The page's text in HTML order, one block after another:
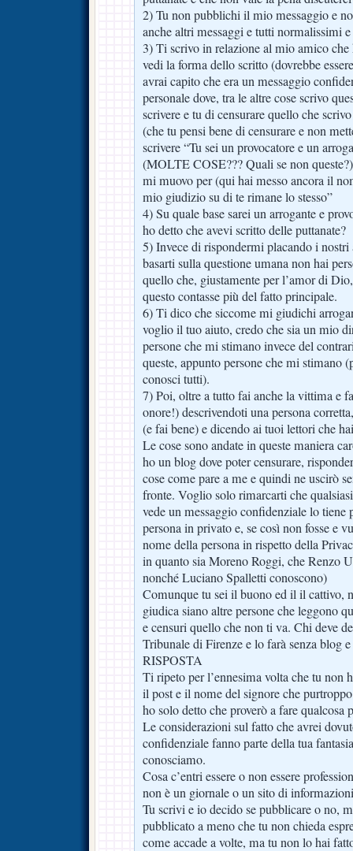
2) Tu non pubblichi il mio messaggio e
anche altri messaggi e tutti normalissimi
3) Ti scrivo in relazione al mio amico che
vedi la forma dello scritto (dovrebbe
avrai capito che era un messaggio
personale dove, tra le altre cose scrivo
scrivere e tu di censurare quello che
(che tu pensi bene di censurare e non
scrivere “Tu sei un provocatore e un
(MOLTE COSE??? Quali se non
mi muovo per (qui hai messo ancora il
mio giudizio su di te rimane lo stesso”
4) Su quale base sarei un arrogante e
ho detto che avevi scritto delle puttanate?
5) Invece di rispondermi placando i
basarti sulla questione umana non hai
quello che, giustamente per l’amor di
questo contasse più del fatto principale.
6) Ti dico che siccome mi giudichi
voglio il tuo aiuto, credo che sia un mio
persone che mi stimano invece del
queste, appunto persone che mi stimano
conosci tutti).
7) Poi, oltre a tutto fai anche la vittima e
onore!) descrivendoti una persona
(e fai bene) e dicendo ai tuoi lettori che
Le cose sono andate in queste maniera
ho un blog dove poter censurare,
cose come pare a me e quindi ne uscirò
fronte. Voglio solo rimarcarti che
vede un messaggio confidenziale lo tiene
persona in privato e, se così non fosse e
nome della persona in rispetto della
in quanto sia Moreno Roggi, che Renzo
nonché Luciano Spalletti conoscono)
Comunque tu sei il buono ed il il cattivo,
giudica siano altre persone che leggono
e censuri quello che non ti va. Chi deve
Tribunale di Firenze e lo farà senza blog
RISPOSTA
Ti ripeto per l’ennesima volta che tu non
il post e il nome del signore che
ho solo detto che proverò a fare qualcosa
Le considerazioni sul fatto che avrei
confidenziale fanno parte della tua
conosciamo.
Cosa c’entri essere o non essere
non è un giornale o un sito di
Tu scrivi e io decido se pubblicare o no,
pubblicato a meno che tu non chieda
come accade a volte, ma tu non lo hai